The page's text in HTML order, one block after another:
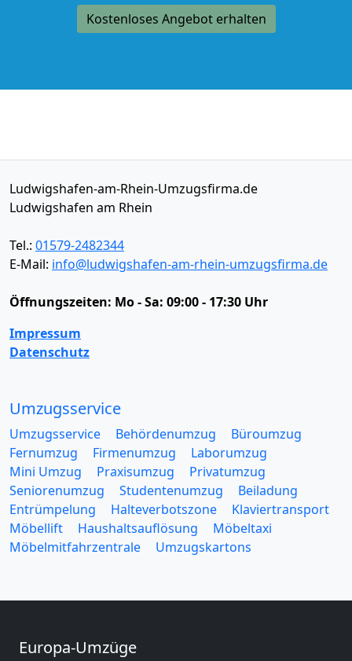
Kostenloses Angebot erhalten
Ludwigshafen-am-Rhein-Umzugsfirma.de
Ludwigshafen am Rhein
Tel.: 01579-2482344
E-Mail: info@ludwigshafen-am-rhein-umzugsfirma.de
Öffnungszeiten: Mo - Sa: 09:00 - 17:30 Uhr
Impressum
Datenschutz
Umzugsservice
Umzugsservice Behördenumzug
Büroumzug
Fernumzug
Firmenumzug
Laborumzug
Mini Umzug
Praxisumzug
Privatumzug
Seniorenumzug
Studentenumzug
Beiladung
Entrümpelung
Halteverbotszone
Klaviertransport
Möbellift
Haushaltsauflösung
Möbeltaxi
Möbelmitfahrzentrale
Umzugskartons
Europa-Umzüge